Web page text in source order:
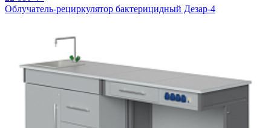
Облучатель-рециркулятор бактерицидный Дезар-4